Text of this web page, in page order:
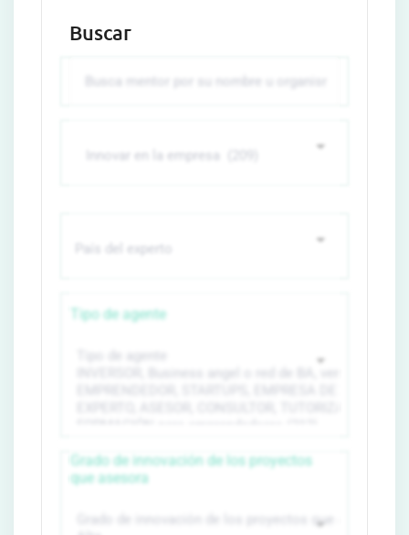
Buscar
Tipo de agente
Grado de innovación de los proyectos
que asesora